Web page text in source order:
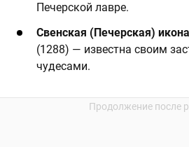
Печерской лавре.
Свенская (Печерская)
(1288) — известна своим
чудесами.